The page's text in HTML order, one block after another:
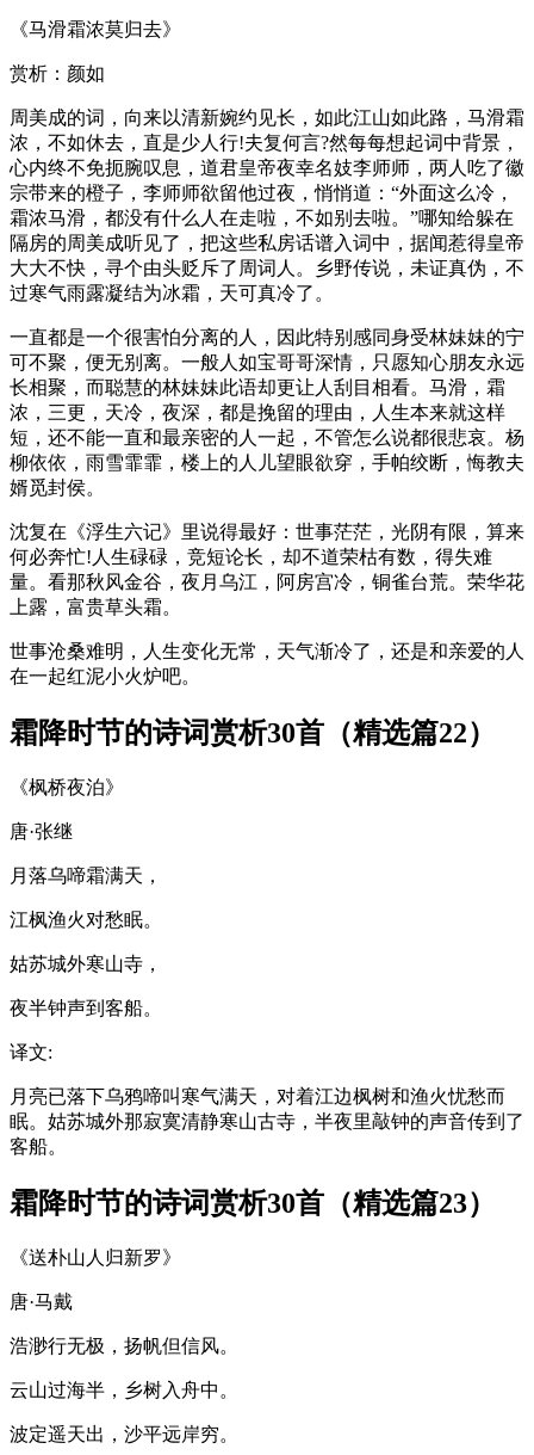
《马滑霜浓莫归去》
赏析：颜如
周美成的词，向来以清新婉约见长，如此江山如此路，马滑霜
浓，不如休去，直是少人行!夫复何言?然每每想起词中背景，
心内终不免扼腕叹息，道君皇帝夜幸名妓李师师，两人吃了徽
宗带来的橙子，李师师欲留他过夜，悄悄道：“外面这么冷，
霜浓马滑，都没有什么人在走啦，不如别去啦。”哪知给躲在
隔房的周美成听见了，把这些私房话谱入词中，据闻惹得皇帝
大大不快，寻个由头贬斥了周词人。乡野传说，未证真伪，不
过寒气雨露凝结为冰霜，天可真冷了。
一直都是一个很害怕分离的人，因此特别感同身受林妹妹的宁
可不聚，便无别离。一般人如宝哥哥深情，只愿知心朋友永远
长相聚，而聪慧的林妹妹此语却更让人刮目相看。马滑，霜
浓，三更，天冷，夜深，都是挽留的理由，人生本来就这样
短，还不能一直和最亲密的人一起，不管怎么说都很悲哀。杨
柳依依，雨雪霏霏，楼上的人儿望眼欲穿，手帕绞断，悔教夫
婿觅封侯。
沈复在《浮生六记》里说得最好：世事茫茫，光阴有限，算来
何必奔忙!人生碌碌，竞短论长，却不道荣枯有数，得失难
量。看那秋风金谷，夜月乌江，阿房宫冷，铜雀台荒。荣华花
上露，富贵草头霜。
世事沧桑难明，人生变化无常，天气渐冷了，还是和亲爱的人
在一起红泥小火炉吧。
霜降时节的诗词赏析30首（精选篇22）
《枫桥夜泊》
唐·张继
月落乌啼霜满天，
江枫渔火对愁眠。
姑苏城外寒山寺，
夜半钟声到客船。
译文:
月亮已落下乌鸦啼叫寒气满天，对着江边枫树和渔火忧愁而
眠。姑苏城外那寂寞清静寒山古寺，半夜里敲钟的声音传到了
客船。
霜降时节的诗词赏析30首（精选篇23）
《送朴山人归新罗》
唐·马戴
浩渺行无极，扬帆但信风。
云山过海半，乡树入舟中。
波定遥天出，沙平远岸穷。